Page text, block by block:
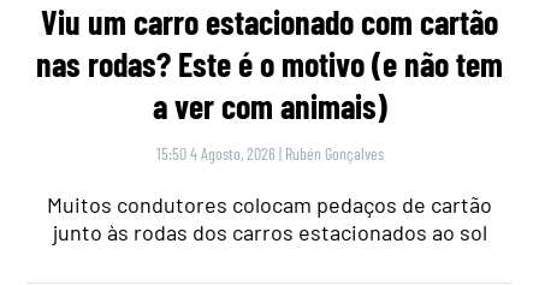
Viu um carro estacionado com cartão
nas rodas? Este é o motivo (e não tem
a ver com animais)
15:50 4 Agosto, 2026 | Rubén Gonçalves
Muitos condutores colocam pedaços de cartão
junto às rodas dos carros estacionados ao sol